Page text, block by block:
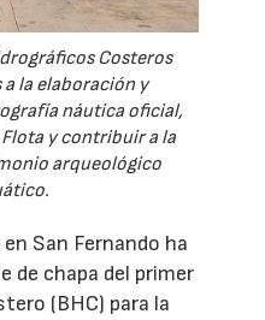
Costeros
la elaboración y
náutica oficial,
y contribuir a la
arqueológico
en San Fernando ha
de chapa del primer
(BHC) para la